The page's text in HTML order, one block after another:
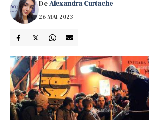
DeAlexandra Curtache
26 MAI 2023